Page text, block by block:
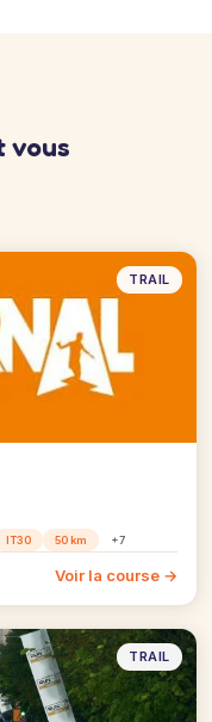
vous
TRAIL
IT30 50 km +7
Voir la course →
TRAIL